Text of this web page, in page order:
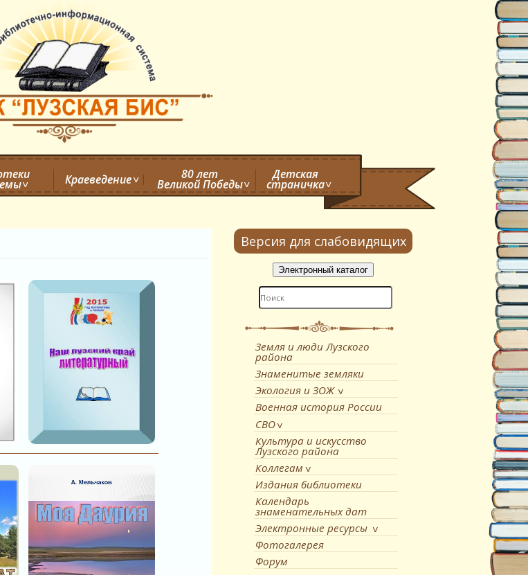
Краеведение 80 лет
Великой Победы
Детская
страничка
Версия для слабовидящих
Земля и люди Лузского
района
Знаменитые земляки
Экология и ЗОЖ
Военная история России
СВО
Культура и искусство
Лузского района
Коллегам
Издания библиотеки
Календарь
знаменательных дат
Электронные ресурсы
Фотогалерея
Форум